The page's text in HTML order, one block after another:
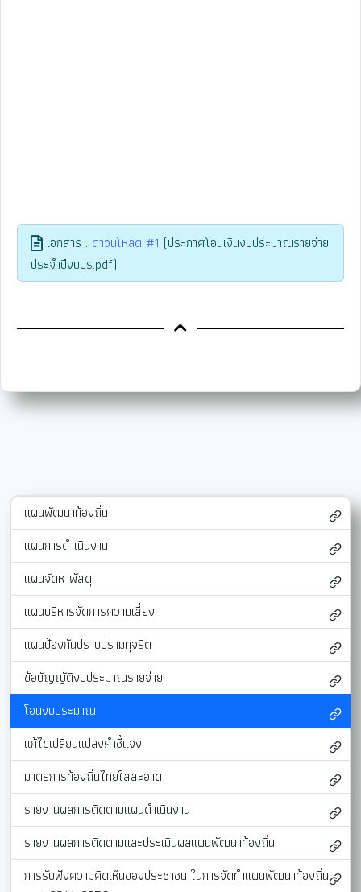
เอกสาร : ดาวน์โหลด #1 (ประกาศโอนเงินงบประมาณรายจ่าย
ประจำปีงบปร.pdf)
แผนพัฒนาท้องถิ่น
แผนการดำเนินงาน
แผนจัดหาพัสดุ
แผนบริหารจัดการความเสี่ยง
แผนป้องกันปราบปรามทุจริต
ข้อบัญญัติงบประมาณรายจ่าย
โอนงบประมาณ
แก้ไขเปลี่ยนแปลงคำชี้แจง
มาตรการท้องถิ่นไทยใสสะอาด
รายงานผลการติดตามแผนดำเนินงาน
รายงานผลการติดตามและประเมินผลแผนพัฒนาท้องถิ่น
การรับฟังความคิดเห็นของประชาชน ในการจัดทำแผนพัฒนาท้องถิ่น